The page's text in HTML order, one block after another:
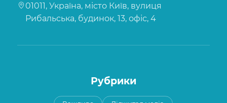
01011, Україна, місто Київ, вулиця
Рибальська, будинок, 13, офіс, 4
Рубрики